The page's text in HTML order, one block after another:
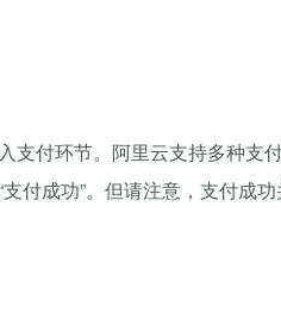
支付环节。阿里云支持多种支
付成功”。但请注意，支付成